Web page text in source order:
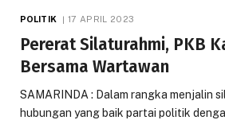
POLITIK 17 APRIL 2023
Pererat Silaturahmi, PKB
Bersama Wartawan
SAMARINDA : Dalam rangka menjalin
hubungan yang baik partai politik